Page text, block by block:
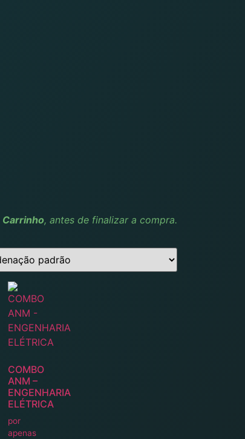
Carrinho, antes de finalizar a compra.
COMBO
ANM –
ENGENHARIA
ELÉTRICA
por
apenas